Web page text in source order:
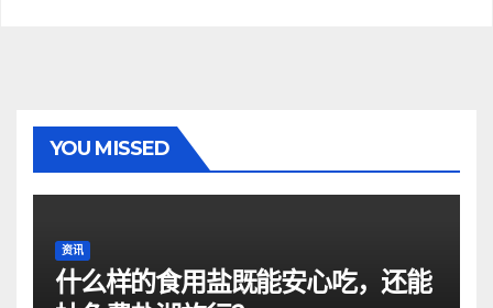
YOU MISSED
资讯
什么样的食用盐既能安心吃，还能